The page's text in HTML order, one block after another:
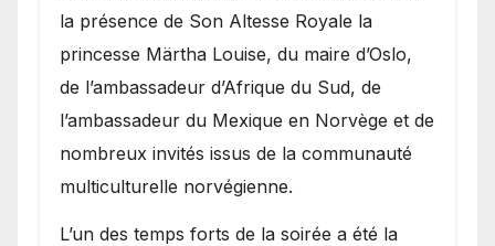
la présence de Son Altesse Royale la
princesse Märtha Louise, du maire d’Oslo,
de l’ambassadeur d’Afrique du Sud, de
l’ambassadeur du Mexique en Norvège et de
nombreux invités issus de la communauté
multiculturelle norvégienne.
​L’un des temps forts de la soirée a été la